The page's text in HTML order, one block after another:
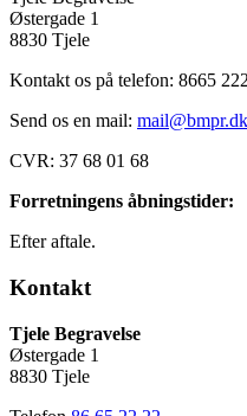
Østergade 1
8830 Tjele
Kontakt os på telefon: 8665
Send os en mail: mail@bmpr.dk
CVR: 37 68 01 68
Forretningens åbningstider:
Efter aftale.
Kontakt
Tjele Begravelse
Østergade 1
8830 Tjele